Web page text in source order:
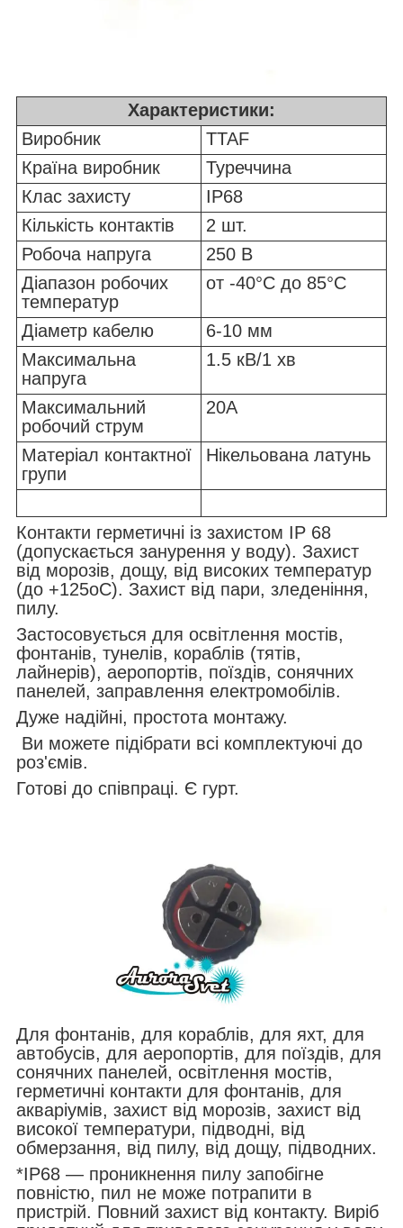
Характеристики:
Виробник
TTAF
Країна виробник
Туреччина
Клас захисту
IP68
Кількість контактів
2 шт.
Робоча напруга
250 В
Діапазон робочих
температур
от -40°C до 85°C
Діаметр кабелю
6-10 мм
Максимальна
напруга
1.5 кВ/1 хв
Максимальний
робочий струм
20А
Матеріал контактної
групи
Нікельована латунь
Контакти герметичні із захистом IP 68
(допускається занурення у воду). Захист
від морозів, дощу, від високих температур
(до +125оС). Захист від пари, зледеніння,
пилу.
Застосовується для освітлення мостів,
фонтанів, тунелів, кораблів (тятів,
лайнерів), аеропортів, поїздів, сонячних
панелей, заправлення електромобілів.
Дуже надійні, простота монтажу.
Ви можете підібрати всі комплектуючі до
роз'ємів.
Готові до співпраці. Є гурт.
Для фонтанів, для кораблів, для яхт, для
автобусів, для аеропортів, для поїздів, для
сонячних панелей, освітлення мостів,
герметичні контакти для фонтанів, для
акваріумів, захист від морозів, захист від
високої температури, підводні, від
обмерзання, від пилу, від дощу, підводних.
*IP68 — проникнення пилу запобігне
повністю, пил не може потрапити в
пристрій. Повний захист від контакту. Виріб